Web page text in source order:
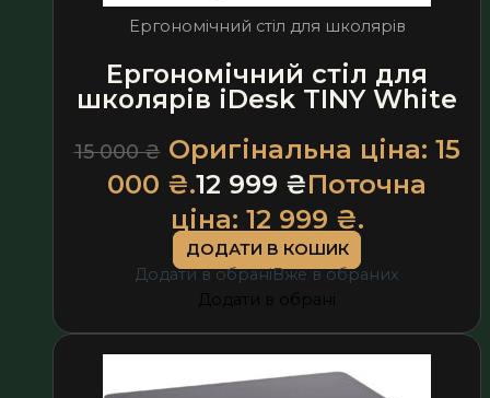
Ергономічний стіл для школярів
Ергономічний стіл для
школярів iDesk TINY White
15 000₴ Оригінальна ціна: 15
000 ₴.12 999 ₴Поточна
ціна: 12 999 ₴.
ДОДАТИ В КОШИК
Додати в обраніВже в обраних